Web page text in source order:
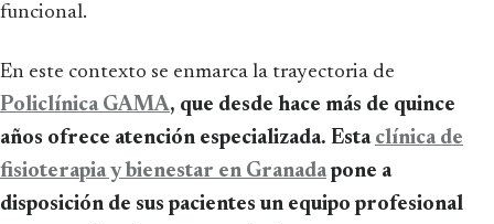
funcional.
En este contexto se enmarca la trayectoria de
Policlínica GAMA, que desde hace más de quince
años ofrece atención especializada. Esta clínica de
fisioterapia y bienestar en Granadapone a
disposición de sus pacientes un equipo profesional